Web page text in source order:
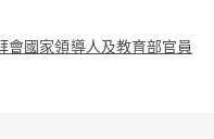
國家領導人及教育部官員